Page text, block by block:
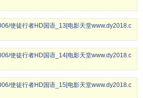
使徒行者HD国语_13[电影天堂www.dy2018.c
使徒行者HD国语_14[电影天堂www.dy2018.c
使徒行者HD国语_15[电影天堂www.dy2018.c